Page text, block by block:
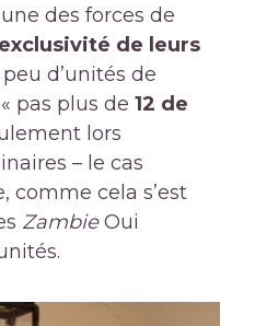
des forces de
exclusivité de leurs
d’unités de
pas plus de 12 de
lors
– le cas
comme cela s’est
ZambieOui